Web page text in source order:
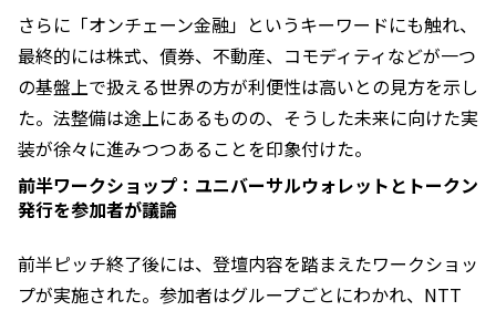
さらに「オンチェーン金融」というキーワードにも触れ、
最終的には株式、債券、不動産、コモディティなどが一つ
の基盤上で扱える世界の方が利便性は高いとの見方を示し
た。法整備は途上にあるものの、そうした未来に向けた実
装が徐々に進みつつあることを印象付けた。
前半ワークショップ：ユニバーサルウォレットとトークン
発行を参加者が議論
前半ピッチ終了後には、登壇内容を踏まえたワークショッ
プが実施された。参加者はグループごとにわかれ、NTT